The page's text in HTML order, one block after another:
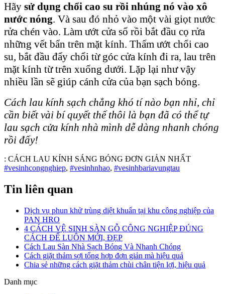
Hãy sử dụng chổi cao su rồi nhúng nó vào xô
nước nóng. Và sau đó nhỏ vào một vài giọt nước
rửa chén vào. Làm ướt cửa sổ rồi bắt đầu cọ rửa
những vết bẩn trên mặt kính. Thấm ướt chổi cao
su, bắt đầu đẩy chổi từ góc cửa kính đi ra, lau trên
mặt kính từ trên xuống dưới. Lặp lại như vậy
nhiều lần sẽ giúp cánh cửa của bạn sạch bóng.
Cách lau kính sạch chẳng khó tí nào bạn nhỉ, chỉ
cần biết vài bí quyết thế thôi là bạn đã có thể tự
lau sạch cửa kính nhà mình dễ dàng nhanh chóng
rồi đấy!
: CÁCH LAU KÍNH SÁNG BÓNG ĐƠN GIẢN NHẤT
#vesinhcongnghiep, #vesinhnhao, #vesinhbariavungtau
Tin liên quan
Dịch vụ phun khử trùng diệt khuẩn tại khu công nghiệp của
PAN HRO
4 CÁCH VỆ SINH SÀN GỖ CÔNG NGHIỆP ĐÚNG
CÁCH ĐỂ LUÔN MỚI, ĐẸP
Cách Lau Sàn Nhà Sạch Bóng Và Nhanh Chóng
Cách giặt thảm sợi tổng hợp đơn giản mà hiệu quả
Chia sẻ những cách giặt thảm chùi chân tiện lợi, hiệu quả
Danh mục